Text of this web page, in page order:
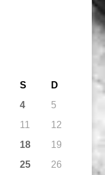
S
D
4
5
11
12
18
19
25
26